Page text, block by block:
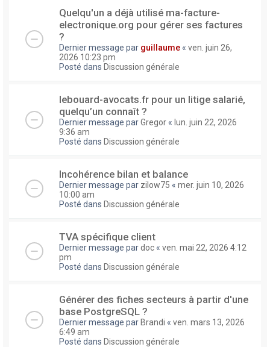
Quelqu'un a déjà utilisé ma-facture-
electronique.org pour gérer ses factures
?
Dernier message par guillaume « ven. juin 26,
2026 10:23 pm
Posté dans Discussion générale
lebouard-avocats.fr pour un litige salarié,
quelqu’un connaît ?
Dernier message parGregor « lun. juin 22, 2026
9:36 am
Posté dans Discussion générale
Incohérence bilan et balance
Dernier message par zilow75 « mer. juin 10, 2026
10:00 am
Posté dans Discussion générale
TVA spécifique client
Dernier message pardoc « ven. mai 22, 2026 4:12
pm
Posté dans Discussion générale
Générer des fiches secteurs à partir d'une
base PostgreSQL ?
Dernier message par Brandi « ven. mars 13, 2026
6:49 am
Posté dans Discussion générale